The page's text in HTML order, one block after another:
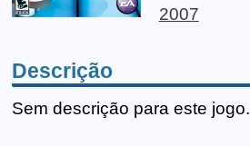
2007
Descrição
Sem descrição para este jogo.